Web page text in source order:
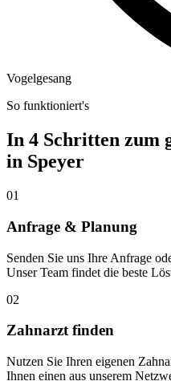
Vogelgesang
So funktioniert's
In 4 Schritten zum
in Speyer
01
Anfrage & Planung
Senden Sie uns Ihre Anfrage
Unser Team findet die beste
02
Zahnarzt finden
Nutzen Sie Ihren eigenen
Ihnen einen aus unserem